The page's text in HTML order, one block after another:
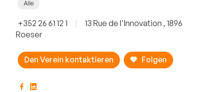
Alle
+352 26 61 12 1 |
13 Rue de l'Innovation , 1896
Roeser
Den Verein kontaktieren Folgen